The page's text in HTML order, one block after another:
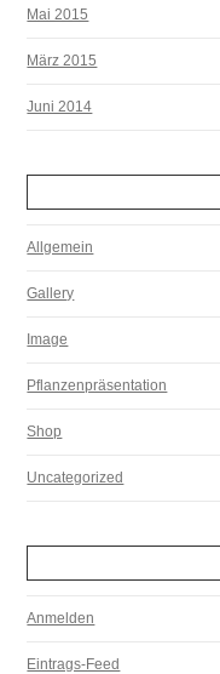
Mai 2015
März 2015
Juni 2014
Allgemein
Gallery
Image
Pflanzenpräsentation
Shop
Uncategorized
Anmelden
Eintrags-Feed